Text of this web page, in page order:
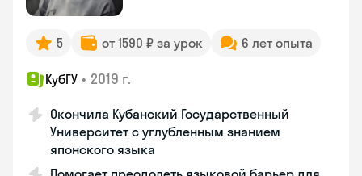
5 от 1590 ₽ за урок 6 лет опыта
КубГУ • 2019 г.
Окончила Кубанский Государственный
Университет с углубленным знанием
японского языка